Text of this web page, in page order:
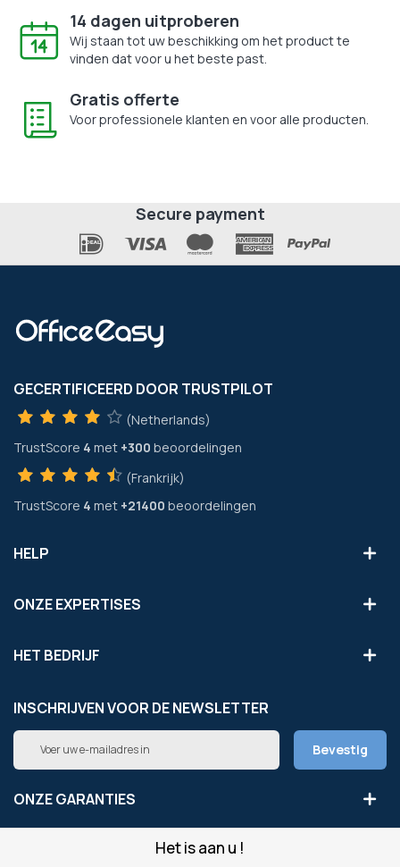
Het is aan u !
14 dagen uitproberen
Wij staan tot uw beschikking om het product te
vinden dat voor u het beste past.
Gratis offerte
Voor professionele klanten en voor alle producten.
Secure payment
GECERTIFICEERD DOOR TRUSTPILOT
(Netherlands)
TrustScore 4 met +300 beoordelingen
(Frankrijk)
TrustScore 4 met +21400 beoordelingen
HELP
ONZE EXPERTISES
HET BEDRIJF
INSCHRIJVEN VOOR DE NEWSLETTER
Abonneer
op
onze
nieuwsbrief
Bevestig
ONZE GARANTIES